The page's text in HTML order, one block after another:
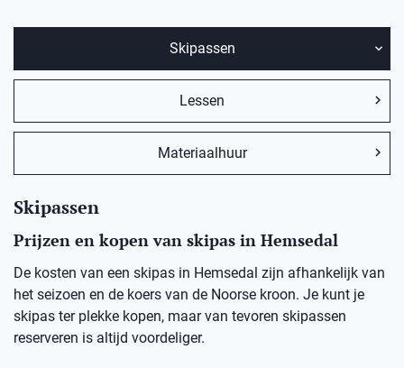
Skipassen
Lessen
Materiaalhuur
Skipassen
Prijzen en kopen van skipas in Hemsedal
De kosten van een skipas in Hemsedal zijn afhankelijk van
het seizoen en de koers van de Noorse kroon. Je kunt je
skipas ter plekke kopen, maar van tevoren skipassen
reserveren is altijd voordeliger.